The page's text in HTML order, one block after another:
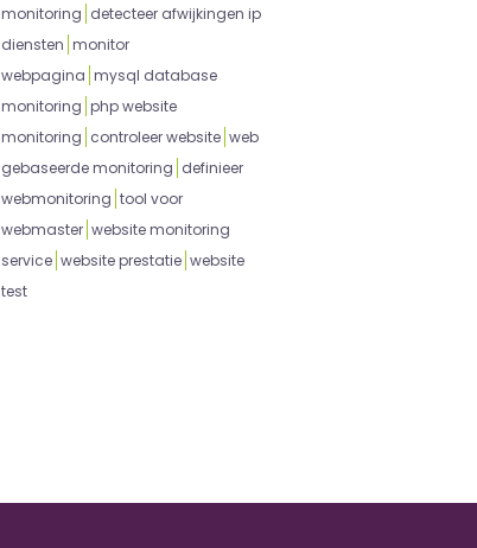
monitoring detecteer afwijkingen ip
diensten monitor
webpagina mysql database
monitoring php website
monitoring controleer website web
gebaseerde monitoring definieer
webmonitoring tool voor
webmaster website monitoring
service website prestatie website
test